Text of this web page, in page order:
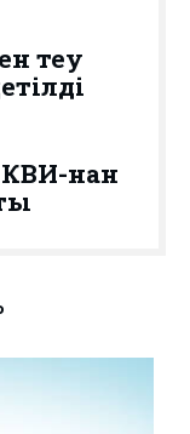
өтеу
КВИ-нан